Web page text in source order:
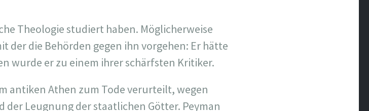
Theologie studiert haben. Möglicherweise
der die Behörden gegen ihn vorgehen: Er hätte
wurde er zu einem ihrer schärfsten Kritiker.
antiken Athen zum Tode verurteilt, wegen
Leugnung der staatlichen Götter. Peyman